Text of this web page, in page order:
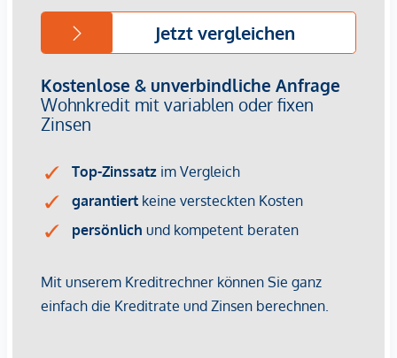
Immobilienunternehmen angeboten. Allfällige aus dem
Vertragsabschluss resultierende Rechte sind ausschließlich
gegenüber dem anbietenden Immobilienunternehmen
geltend zu machen. Wir weisen Sie darauf hin, dass die
gemachten Angaben und Informationen lediglich
unverbindliche Vorabinformationen sind und daher ohne